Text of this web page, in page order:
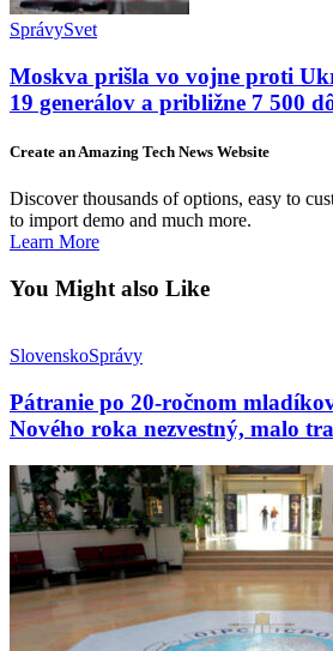
SprávySvet
Moskva prišla vo vojne proti
19 generálov a približne 7 500
Create an Amazing Tech News Website
Discover thousands of options, easy to
to import demo and much more.
Learn More
You Might also Like
SlovenskoSprávy
Pátranie po 20-ročnom
Nového roka nezvestný, malo